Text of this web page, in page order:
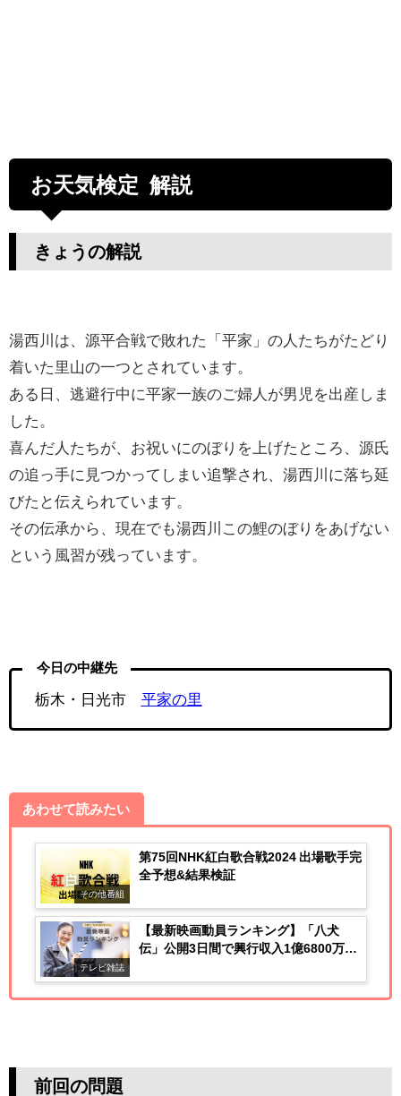
お天気検定 解説
きょうの解説
湯西川は、源平合戦で敗れた「平家」の人たちがたどり
着いた里山の一つとされています。
ある日、逃避行中に平家一族のご婦人が男児を出産しま
した。
喜んだ人たちが、お祝いにのぼりを上げたところ、源氏
の追っ手に見つかってしまい追撃され、湯西川に落ち延
びたと伝えられています。
その伝承から、現在でも湯西川この鯉のぼりをあげない
という風習が残っています。
今日の中継先
栃木・日光市 平家の里
あわせて読みたい
その他番組
第75回NHK紅白歌合戦2024 出場歌手完
全予想&結果検証
テレビ雑誌
【最新映画動員ランキング】「八犬
伝」公開3日間で興行収入1億6800万円
前回の問題